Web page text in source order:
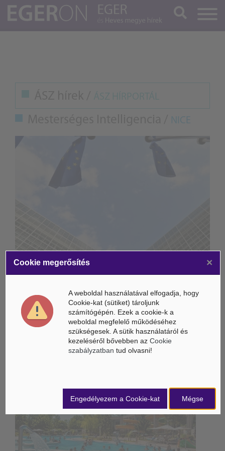
Keresés
NICE
Életbe léptek az Európai Unióban a mesterséges intelligencia
új szabályai
Gyorsabbá válhat a fúziós üzemanyag fejlesztése a
mesterséges intelligenciával
Látó robotkerekesszék segíthet önállóbbá tenni a
mozgáskorlátozott embereket
Cookie megerősítés ×
A weboldal használatával elfogadja, hogy
Cookie-kat (sütiket) tároljunk
számítógépén. Ezek a cookie-k a
weboldal megfelelő működéséhez
szükségesek. A sütik használatáról és
kezeléséről bővebben az Cookie
szabályzatban tud olvasni!
Mégse
Engedélyezem a Cookie-kat